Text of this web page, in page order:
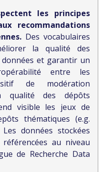
les principes
recommandations
Des vocabulaires
la qualité des
et garantir un
entre les
de modération
qualité des dépôts
visible les jeux de
thématiques (e.g.
données stockées
au niveau
de Recherche Data